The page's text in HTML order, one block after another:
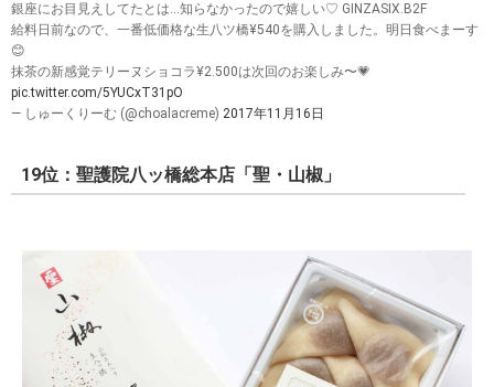
銀座にお目見えしてたとは…知らなかったので嬉しい♡ GINZASIX.B2F
給料日前なので、一番低価格な生八ツ橋¥540を購入しました。明日食べまーす
😊
抹茶の新感覚テリーヌショコラ¥2.500は次回のお楽しみ〜💗
pic.twitter.com/5YUCxT31pO
— しゅーくりーむ (@choalacreme) 2017年11月16日
19位：聖護院八ッ橋総本店「聖・山椒」